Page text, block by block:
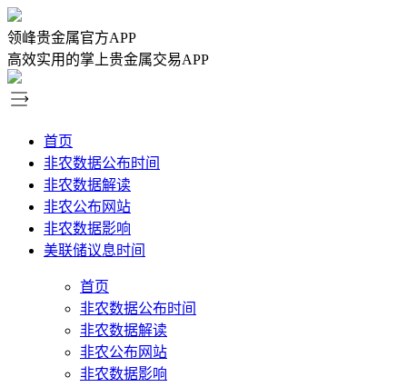
领峰贵金属官方APP
高效实用的掌上贵金属交易APP
首页
非农数据公布时间
非农数据解读
非农公布网站
非农数据影响
美联储议息时间
首页
非农数据公布时间
非农数据解读
非农公布网站
非农数据影响